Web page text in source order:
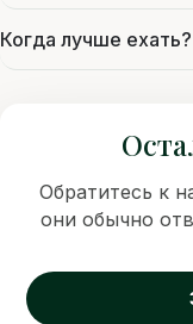
Когда лучше ехать?
Обратитесь к
они обычно